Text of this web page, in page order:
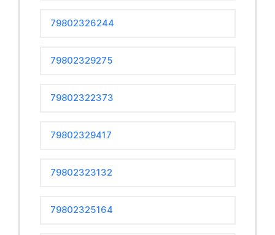
79802326244
79802329275
79802322373
79802329417
79802323132
79802325164